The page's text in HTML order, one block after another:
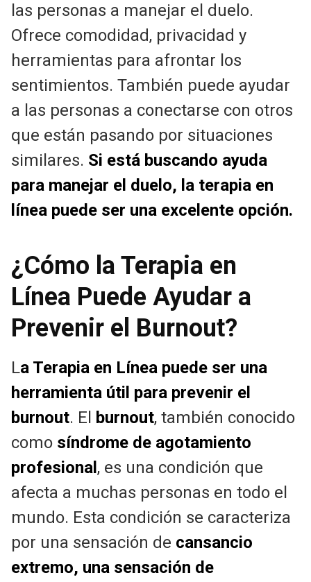
las personas a manejar el duelo.
Ofrece comodidad, privacidad y
herramientas para afrontar los
sentimientos. También puede ayudar
a las personas a conectarse con otros
que están pasando por situaciones
similares. Si está buscando ayuda
para manejar el duelo, la terapia en
línea puede ser una excelente opción.
¿Cómo la Terapia en
Línea Puede Ayudar a
Prevenir el Burnout?
La Terapia en Línea puede ser una
herramienta útil para prevenir el
burnout. El burnout, también conocido
como síndrome de agotamiento
profesional , es una condición que
afecta a muchas personas en todo el
mundo. Esta condición se caracteriza
por una sensación de cansancio
extremo, una sensación de